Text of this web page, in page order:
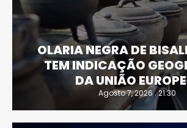
OLARIA NEGRA DE
TEM INDICAÇÃO
DA UNIÃO
Agosto 7, 2026 . 21:30